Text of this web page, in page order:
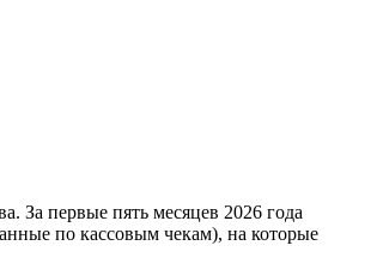
За первые пять месяцев 2026 года
по кассовым чекам), на которые